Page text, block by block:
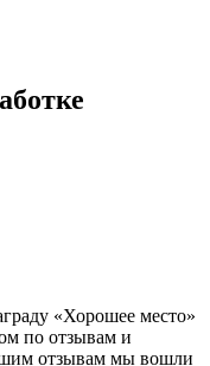
«Хорошее место»
по отзывам и
отзывам мы вошли